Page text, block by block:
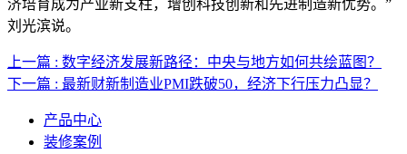
济培育成为产业新支柱，增创科技创新和先进制造新优势。”
刘光滨说。
上一篇 : 数字经济发展新路径：中央与地方如何共绘蓝图？
下一篇 : 最新财新制造业PMI跌破50，经济下行压力凸显？
产品中心
装修案例